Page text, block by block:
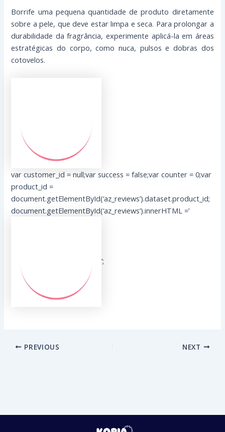
Borrife uma pequena quantidade de produto diretamente
sobre a pele, que deve estar limpa e seca. Para prolongar a
durabilidade da fragrância, experimente aplicá-la em áreas
estratégicas do corpo, como nuca, pulsos e dobras dos
cotovelos.
var customer_id = null;var success = false;var counter = 0;var
product_id =
document.getElementById(‘az_reviews’).dataset.product_id;
document.getElementById(‘az_reviews’).innerHTML =’
‘;
PREVIOUS NEXT